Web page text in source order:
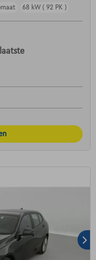
68 kW ( 92 PK )